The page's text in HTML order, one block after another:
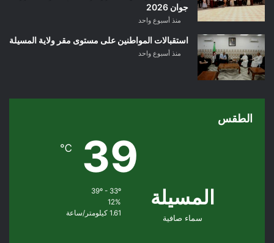
جوان 2026
منذ أسبوع واحد
استقبالات المواطنين على مستوى مقر ولاية المسيلة
منذ أسبوع واحد
الطقس
المسيلة
سماء صافية
39
℃
39º - 33º
12%
1.61 كيلومتر/ساعة